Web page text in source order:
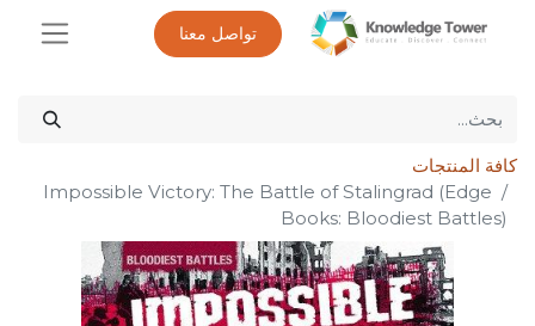
تواصل معنا
كافة المنتجات
Impossible Victory: The Battle of Stalingrad (Edge
Books: Bloodiest Battles)